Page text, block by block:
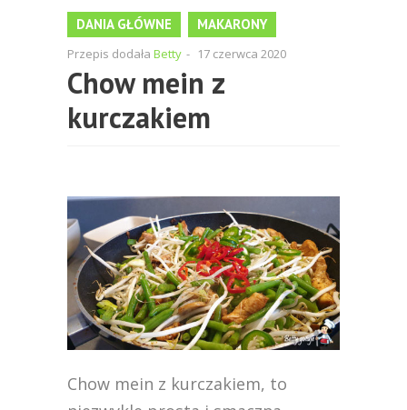
DANIA GŁÓWNE MAKARONY
Przepis dodała Betty - 17 czerwca 2020
Chow mein z
kurczakiem
Chow mein z kurczakiem, to